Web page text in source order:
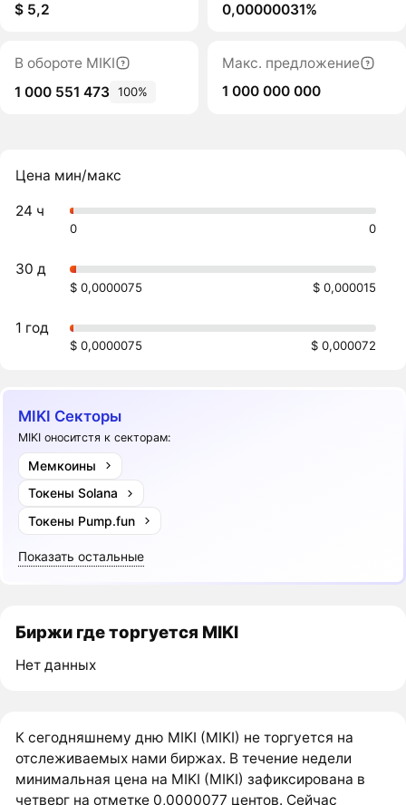
$ 5,2
0,00000031%
В обороте MIKI
1 000 551 473 100%
Макс. предложение
1 000 000 000
Цена мин/макс
24 ч
0 0
30 д
$ 0,0000075 $ 0,000015
1 год
$ 0,0000075 $ 0,000072
MIKI Секторы
MIKI оноситстя к секторам:
Мемкоины
Токены Solana
Токены Pump.fun
Показать остальные
Биржи где торгуется MIKI
Нет данных
К сегодняшнему дню MIKI (MIKI) не торгуется на
отслеживаемых нами биржах. В течение недели
минимальная цена на MIKI (MIKI) зафиксирована в
четверг на отметке 0,0000077 центов. Сейчас